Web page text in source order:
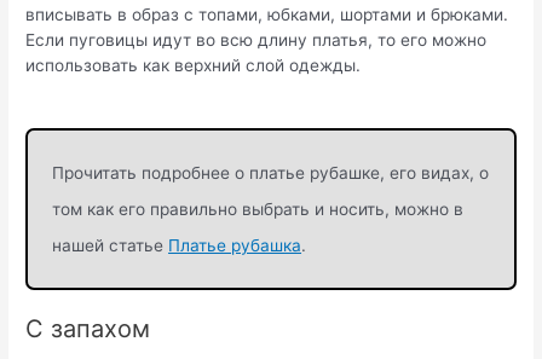
вписывать в образ с топами, юбками, шортами и брюками.
Если пуговицы идут во всю длину платья, то его можно
использовать как верхний слой одежды.
Прочитать подробнее о платье рубашке, его видах, о
том как его правильно выбрать и носить, можно в
нашей статье Платье рубашка.
С запахом